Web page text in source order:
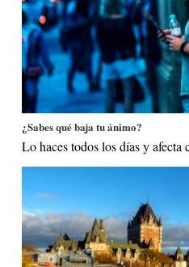
¿Sabes qué baja tu ánimo?
Lo haces todos los días y afecta